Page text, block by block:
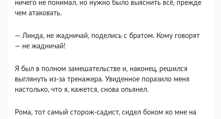
ничего не понимал, но нужно было выяснить всё, прежде
чем атаковать.
― Линда, не жадничай, поделись с братом. Кому говорят
— не жадничай!
Я был в полном замешательстве и, наконец, решился
выглянуть из-за тренажера. Увиденное поразило меня
настолько, что я, кажется, снова опьянел.
Рома, тот самый сторож-садист, сидел боком ко мне на